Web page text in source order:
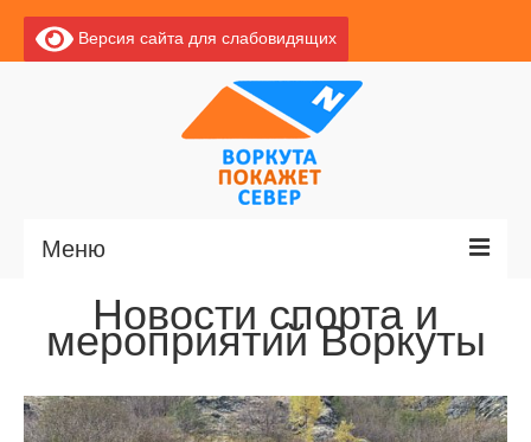
Версия сайта для слабовидящих
Меню
Главная
Новости
О Воркуте
Новости спорта и
мероприятий Воркуты